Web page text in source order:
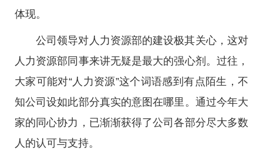
体现。
公司领导对人力资源部的建设极其关心，这对
人力资源部同事来讲无疑是最大的强心剂。过往，
大家可能对“人力资源”这个词语感到有点陌生，不
知公司设如此部分真实的意图在哪里。通过今年大
家的同心协力，已渐渐获得了公司各部分尽大多数
人的认可与支持。